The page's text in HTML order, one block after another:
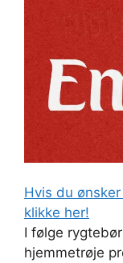
Hvis du
klikke her!
I følge
hjemmetrøje